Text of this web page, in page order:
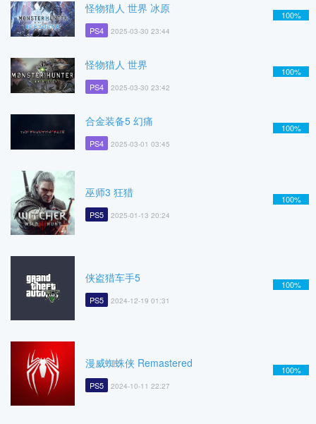
怪物猎人 世界 冰原
PS4 2025-03-30 23:44
100%
怪物猎人 世界
PS4 2025-03-30 23:42
100%
合金装备5 幻痛
PS4 2025-03-01 03:45
100%
巫师3 狂猎
PS5 2025-01-13 20:24
100%
侠盗猎车手5
PS5 2024-12-19 01:31
100%
漫威蜘蛛侠 Remastered
PS5 2024-10-11 22:27
100%